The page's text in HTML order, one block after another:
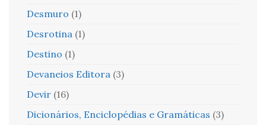
Desmuro (1)
Desrotina (1)
Destino (1)
Devaneios Editora (3)
Devir (16)
Dicionários, Enciclopédias e Gramáticas (3)